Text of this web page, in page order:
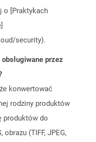
o [Praktykach
security).
przez
konwertować
rodziny produktów
produktów do
obrazu (TIFF, JPEG,